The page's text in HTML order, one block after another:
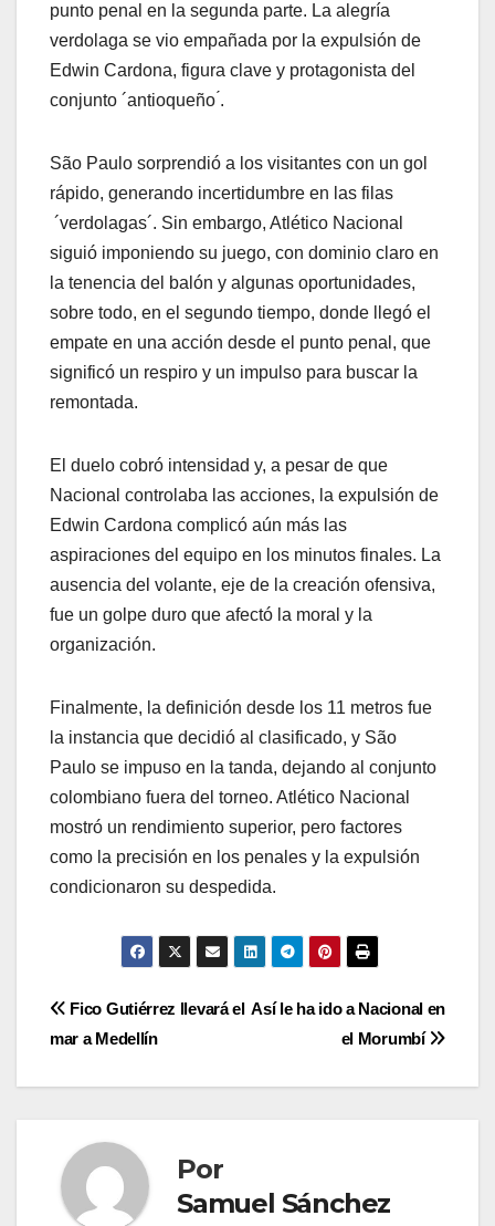
punto penal en la segunda parte. La alegría
verdolaga se vio empañada por la expulsión de
Edwin Cardona, figura clave y protagonista del
conjunto ´antioqueño ́.
São Paulo sorprendió a los visitantes con un gol
rápido, generando incertidumbre en las filas
´verdolagas´. Sin embargo, Atlético Nacional
siguió imponiendo su juego, con dominio claro en
la tenencia del balón y algunas oportunidades,
sobre todo, en el segundo tiempo, donde llegó el
empate en una acción desde el punto penal, que
significó un respiro y un impulso para buscar la
remontada.
El duelo cobró intensidad y, a pesar de que
Nacional controlaba las acciones, la expulsión de
Edwin Cardona complicó aún más las
aspiraciones del equipo en los minutos finales. La
ausencia del volante, eje de la creación ofensiva,
fue un golpe duro que afectó la moral y la
organización.
Finalmente, la definición desde los 11 metros fue
la instancia que decidió al clasificado, y São
Paulo se impuso en la tanda, dejando al conjunto
colombiano fuera del torneo. Atlético Nacional
mostró un rendimiento superior, pero factores
como la precisión en los penales y la expulsión
condicionaron su despedida.
Así le ha ido a Nacional en
el Morumbí
Fico Gutiérrez llevará el
mar a Medellín
Por
Samuel Sánchez